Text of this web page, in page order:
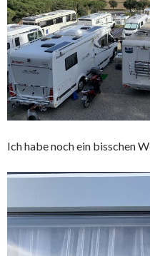
Ich habe noch ein bisschen